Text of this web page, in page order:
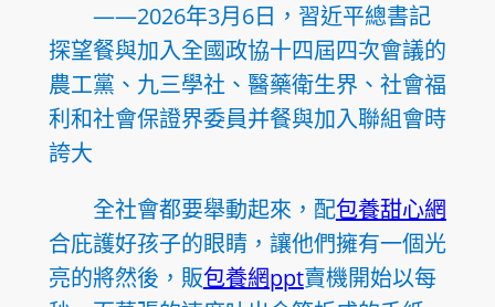
——2026年3月6日，習近平總書記
探望餐與加入全國政協十四屆四次會議的
農工黨、九三學社、醫藥衛生界、社會福
利和社會保證界委員并餐與加入聯組會時
誇大
全社會都要舉動起來，配包養甜心網
合庇護好孩子的眼睛，讓他們擁有一個光
亮的將然後，販包養網ppt賣機開始以每